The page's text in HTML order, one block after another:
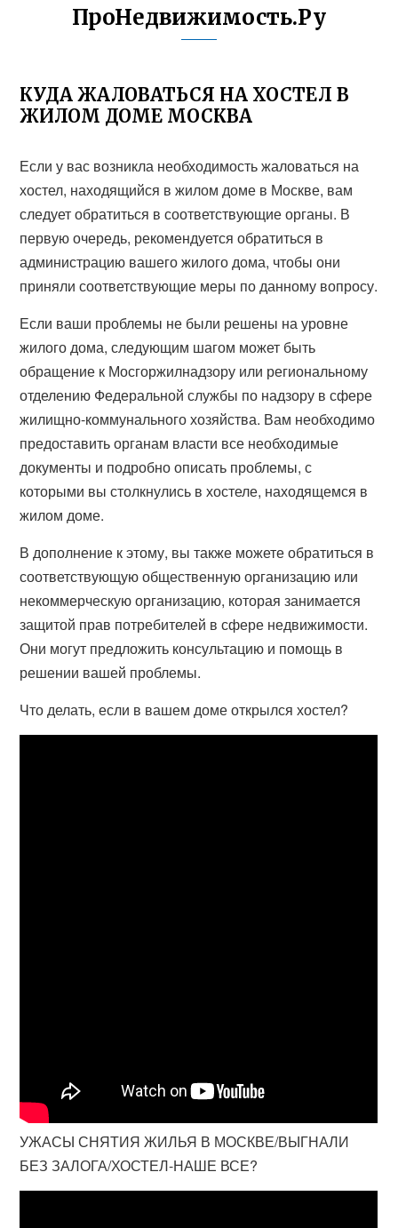
ПроНедвижимость.Ру
КУДА ЖАЛОВАТЬСЯ НА ХОСТЕЛ В
ЖИЛОМ ДОМЕ МОСКВА
Если у вас возникла необходимость жаловаться на
хостел, находящийся в жилом доме в Москве, вам
следует обратиться в соответствующие органы. В
первую очередь, рекомендуется обратиться в
администрацию вашего жилого дома, чтобы они
приняли соответствующие меры по данному вопросу.
Если ваши проблемы не были решены на уровне
жилого дома, следующим шагом может быть
обращение к Мосгоржилнадзору или региональному
отделению Федеральной службы по надзору в сфере
жилищно-коммунального хозяйства. Вам необходимо
предоставить органам власти все необходимые
документы и подробно описать проблемы, с
которыми вы столкнулись в хостеле, находящемся в
жилом доме.
В дополнение к этому, вы также можете обратиться в
соответствующую общественную организацию или
некоммерческую организацию, которая занимается
защитой прав потребителей в сфере недвижимости.
Они могут предложить консультацию и помощь в
решении вашей проблемы.
Что делать, если в вашем доме открылся хостел?
УЖАСЫ СНЯТИЯ ЖИЛЬЯ В МОСКВЕ/ВЫГНАЛИ
БЕЗ ЗАЛОГА/ХОСТЕЛ-НАШЕ ВСЕ?